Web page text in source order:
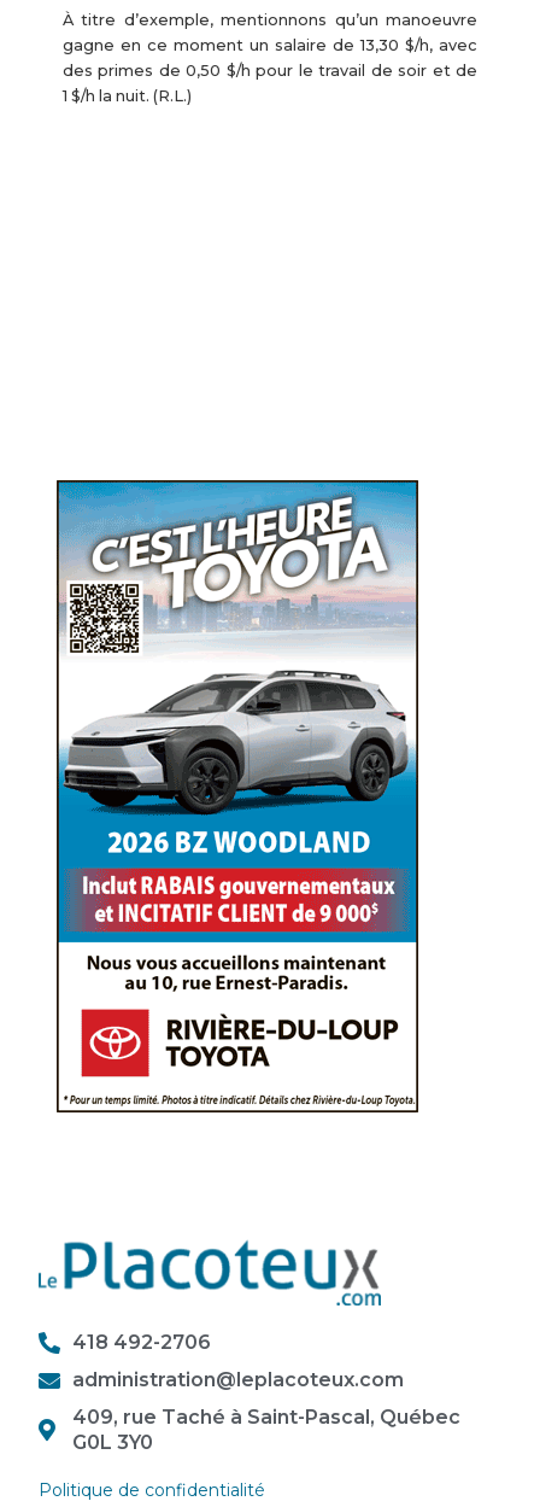
À titre d’exemple, mentionnons qu’un manoeuvre
gagne en ce moment un salaire de 13,30 $/h, avec
des primes de 0,50 $/h pour le travail de soir et de
1 $/h la nuit. (R.L.)
418 492-2706
administration@leplacoteux.com
409, rue Taché à Saint-Pascal, Québec
G0L 3Y0
Politique de confidentialité